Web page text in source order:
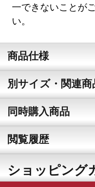
一できないことが
い。
商品仕様
別サイズ・関連商
同時購入商品
閲覧履歴
ショッピング